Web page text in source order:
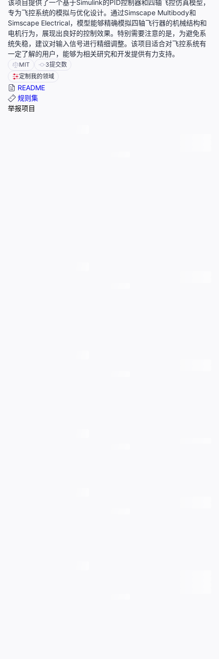
该项目提供了一个基于Simulink的PID控制器和四轴飞控仿真模型，
专为飞控系统的模拟与优化设计。通过Simscape Multibody和
Simscape Electrical，模型能够精确模拟四轴飞行器的机械结构和
电机行为，展现出良好的控制效果。特别需要注意的是，为避免系
统失稳，建议对输入信号进行精细调整。该项目适合对飞控系统有
一定了解的用户，能够为相关研究和开发提供有力支持。
MIT 3提交数
定制我的领域
README
规则集
举报项目